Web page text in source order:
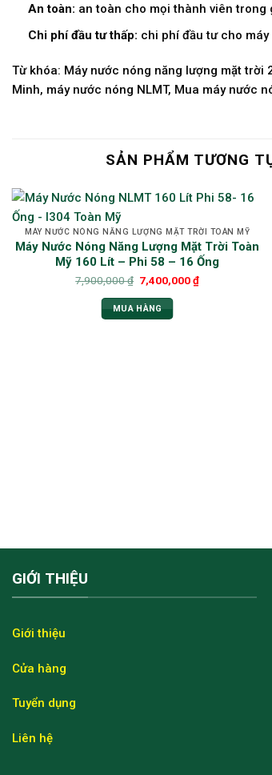
An toàn: an toàn cho mọi thành viên
Chi phí đầu tư thấp: chi phí đầu tư cho
Từ khóa: Máy nước nóng năng lượng mặt trời
Minh, máy nước nóng NLMT, Mua máy nước
SẢN PHẨM TƯƠNG
MÁY NƯỚC NÓNG NĂNG LƯỢNG MẶT TRỜI TOÀN MỸ
Máy Nước Nóng Năng Lượng Mặt Trời Toàn
Mỹ 160 Lít – Phi 58 – 16 Ống
7,900,000₫ 7,400,000₫
MUA HÀNG
GIỚI THIỆU
Giới thiệu
Cửa hàng
Tuyển dụng
Liên hệ